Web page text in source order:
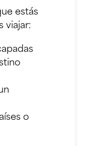
estás
viajar:
o